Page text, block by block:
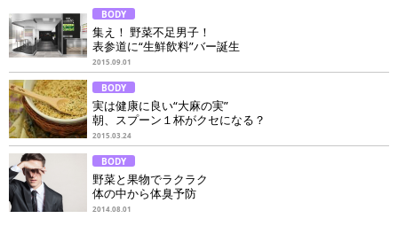
BODY
集え！ 野菜不足男子！
表参道に“生鮮飲料”バー誕生
2015.09.01
BODY
実は健康に良い“大麻の実”
朝、スプーン１杯がクセになる？
2015.03.24
BODY
野菜と果物でラクラク
体の中から体臭予防
2014.08.01